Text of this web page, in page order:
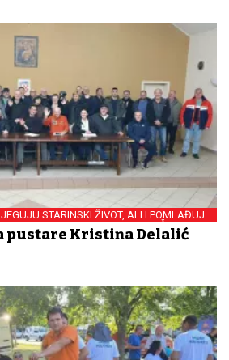
STARINSKI ŽIVOT, ALI I POMLAĐUJU
ČLANSTVO
pustare Kristina Delalić